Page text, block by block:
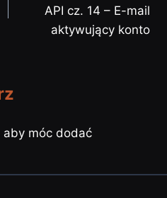
API cz. 14 – E-mail
aktywujący konto
aby móc dodać